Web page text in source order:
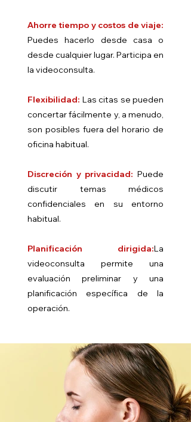
Ahorre tiempo y costos de viaje:
Puedes hacerlo desde casa o
desde cualquier lugar. Participa en
la videoconsulta.
Flexibilidad: Las citas se pueden
concertar fácilmente y, a menudo,
son posibles fuera del horario de
oficina habitual.
Discreción y privacidad: Puede
discutir temas médicos
confidenciales en su entorno
habitual.
Planificación dirigida:La
videoconsulta permite una
evaluación preliminar y una
planificación específica de la
operación.